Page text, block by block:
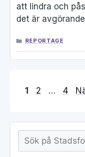
att lindra och
det är
KATEGORIER
REPORTAGE
Sida
1 Sida
2 … Sida
4
Sök